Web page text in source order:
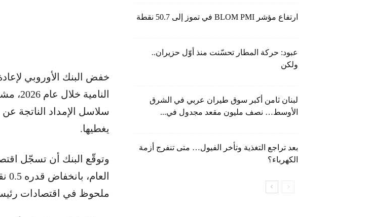
خفض البنك الأوروبي
سلاسل الإمداد الناتجة
يغطيها.
ملحوظ في اقتصادات
ارتفاع مؤشر BLOM PMI في تموز إلى 50.7 نقطة
عبود: حركة المطار تحسّنت منذ أوّل حزيران..
ولكن
لبنان ثامن أكبر سوق طيران عربي في الشرق
الأوسط… نصف مليون مقعد مجدول في...
بعد تراجع التغذية وتأخر الفيول… متى تنفرج أزمة
الكهرباء؟